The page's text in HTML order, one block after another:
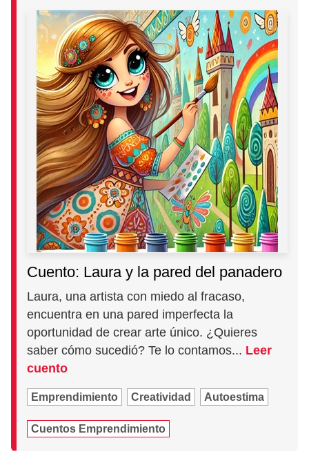
Cuento: Laura y la pared del panadero
Laura, una artista con miedo al fracaso,
encuentra en una pared imperfecta la
oportunidad de crear arte único. ¿Quieres
saber cómo sucedió? Te lo contamos... Leer
cuento
Emprendimiento Creatividad Autoestima
Cuentos Emprendimiento